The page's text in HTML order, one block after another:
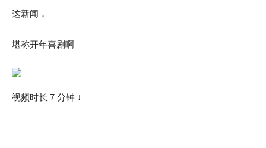
这新闻，
堪称开年喜剧啊
视频时长 7 分钟 ↓